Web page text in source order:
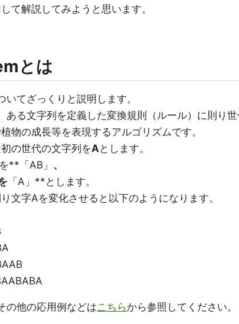
て解説してみようと思います。
とは
てざっくりと説明します。
ある文字列を定義した変換規則（ルール）に則り
物の成長等を表現するアルゴリズムです。
の世代の文字列をAとします。
を**「AB」 、
「A」**とします。
文字Aを変化させると以下のようになります。
の他の応用例などはこちらから参照してください。